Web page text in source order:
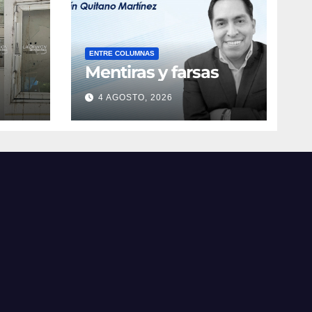
ENTRE COLUMNAS
Mentiras y farsas
4 AGOSTO, 2026